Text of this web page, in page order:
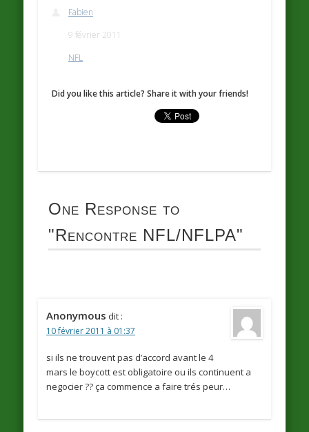
Fabien
9 février 2011
NFL
Did you like this article? Share it with your friends!
One Response to
"Rencontre NFL/NFLPA"
Anonymous dit :
10 février 2011 à 01:37
si ils ne trouvent pas d’accord avant le 4
mars le boycott est obligatoire ou ils continuent a
negocier ?? ça commence a faire trés peur…